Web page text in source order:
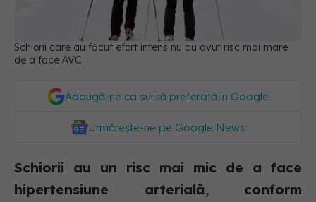
Schiorii care au făcut efort intens nu au avut risc mai mare
de a face AVC
Adaugă-ne ca sursă preferată în Google
Urmărește-ne pe Google News
Schiorii au un risc mai mic de a face
hipertensiune arterială, conform